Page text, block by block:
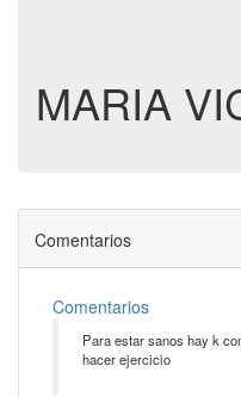
MARIA
Comentarios
Comentarios
Para estar sanos hay k
hacer ejercicio